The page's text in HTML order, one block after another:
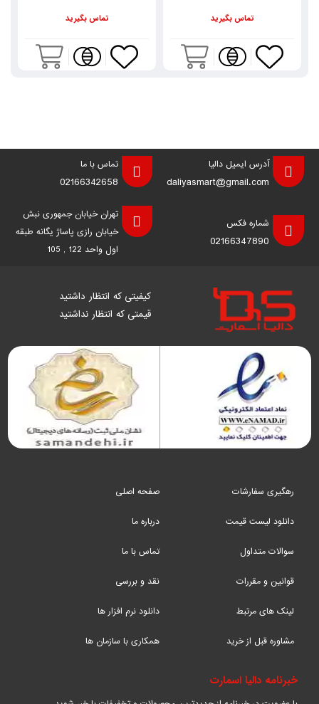
تماس بگیرید تماس بگیرید
آدرس ایمیل دالیا
daliyasmart@gmail.com
تماس با ما
02166342658
شماره فکس
02166347890
تهران خیابان جمهوری نبش
خیابان رازی پاساژ یگانه طبقه
اول واحد 122 , 105
کیفیتی که انتظار داشتید
قیمتی که انتظار نداشتید
رهگیری سفارشات
دانلود لیست قیمت
سوالات متداول
قوانین و مقررات
لینک های مرتبط
مشاوره قبل از خرید
صفحه اصلی
درباره ما
تماس با ما
نقد و بررسی
دانلود نرم افزار ها
همکاری با سازمان ها
خبرنامه دالیا اسمارت